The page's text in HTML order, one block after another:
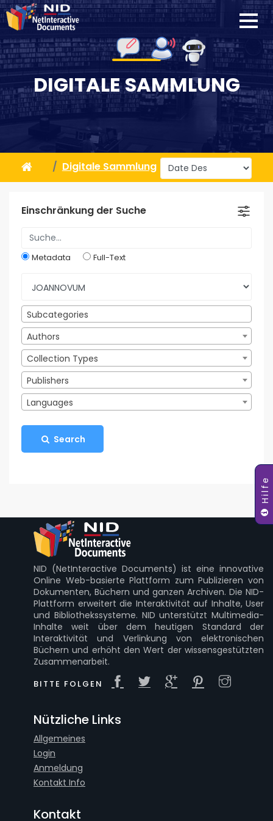
Hilfe
DIGITALE SAMMLUNG
Digitale Sammlung
Einschränkung der Suche
Metadata Full-Text
Subcategories
Authors
Collection Types
Publishers
Languages
Search
NID (NetInteractive Documents) ist eine innovative
Online Web-basierte Plattform zum Publizieren von
Dokumenten, Büchern und ganzen Archiven. Die NID-
Plattform erweitert die Interaktivität auf Inhalte, User
und Bibliothekssysteme. NID unterstützt Multimedia-
Inhalte weit über dem heutigen Standard der
Interaktivität und Verlinkung von elektronischen
Büchern und erhöht den Wert der wissensgestützten
Zusammenarbeit.
BITTE FOLGEN
Nützliche Links
Allgemeines
Login
Anmeldung
Kontakt Info
Kontakt